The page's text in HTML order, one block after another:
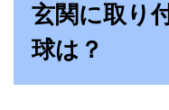
玄関に取り
球は？